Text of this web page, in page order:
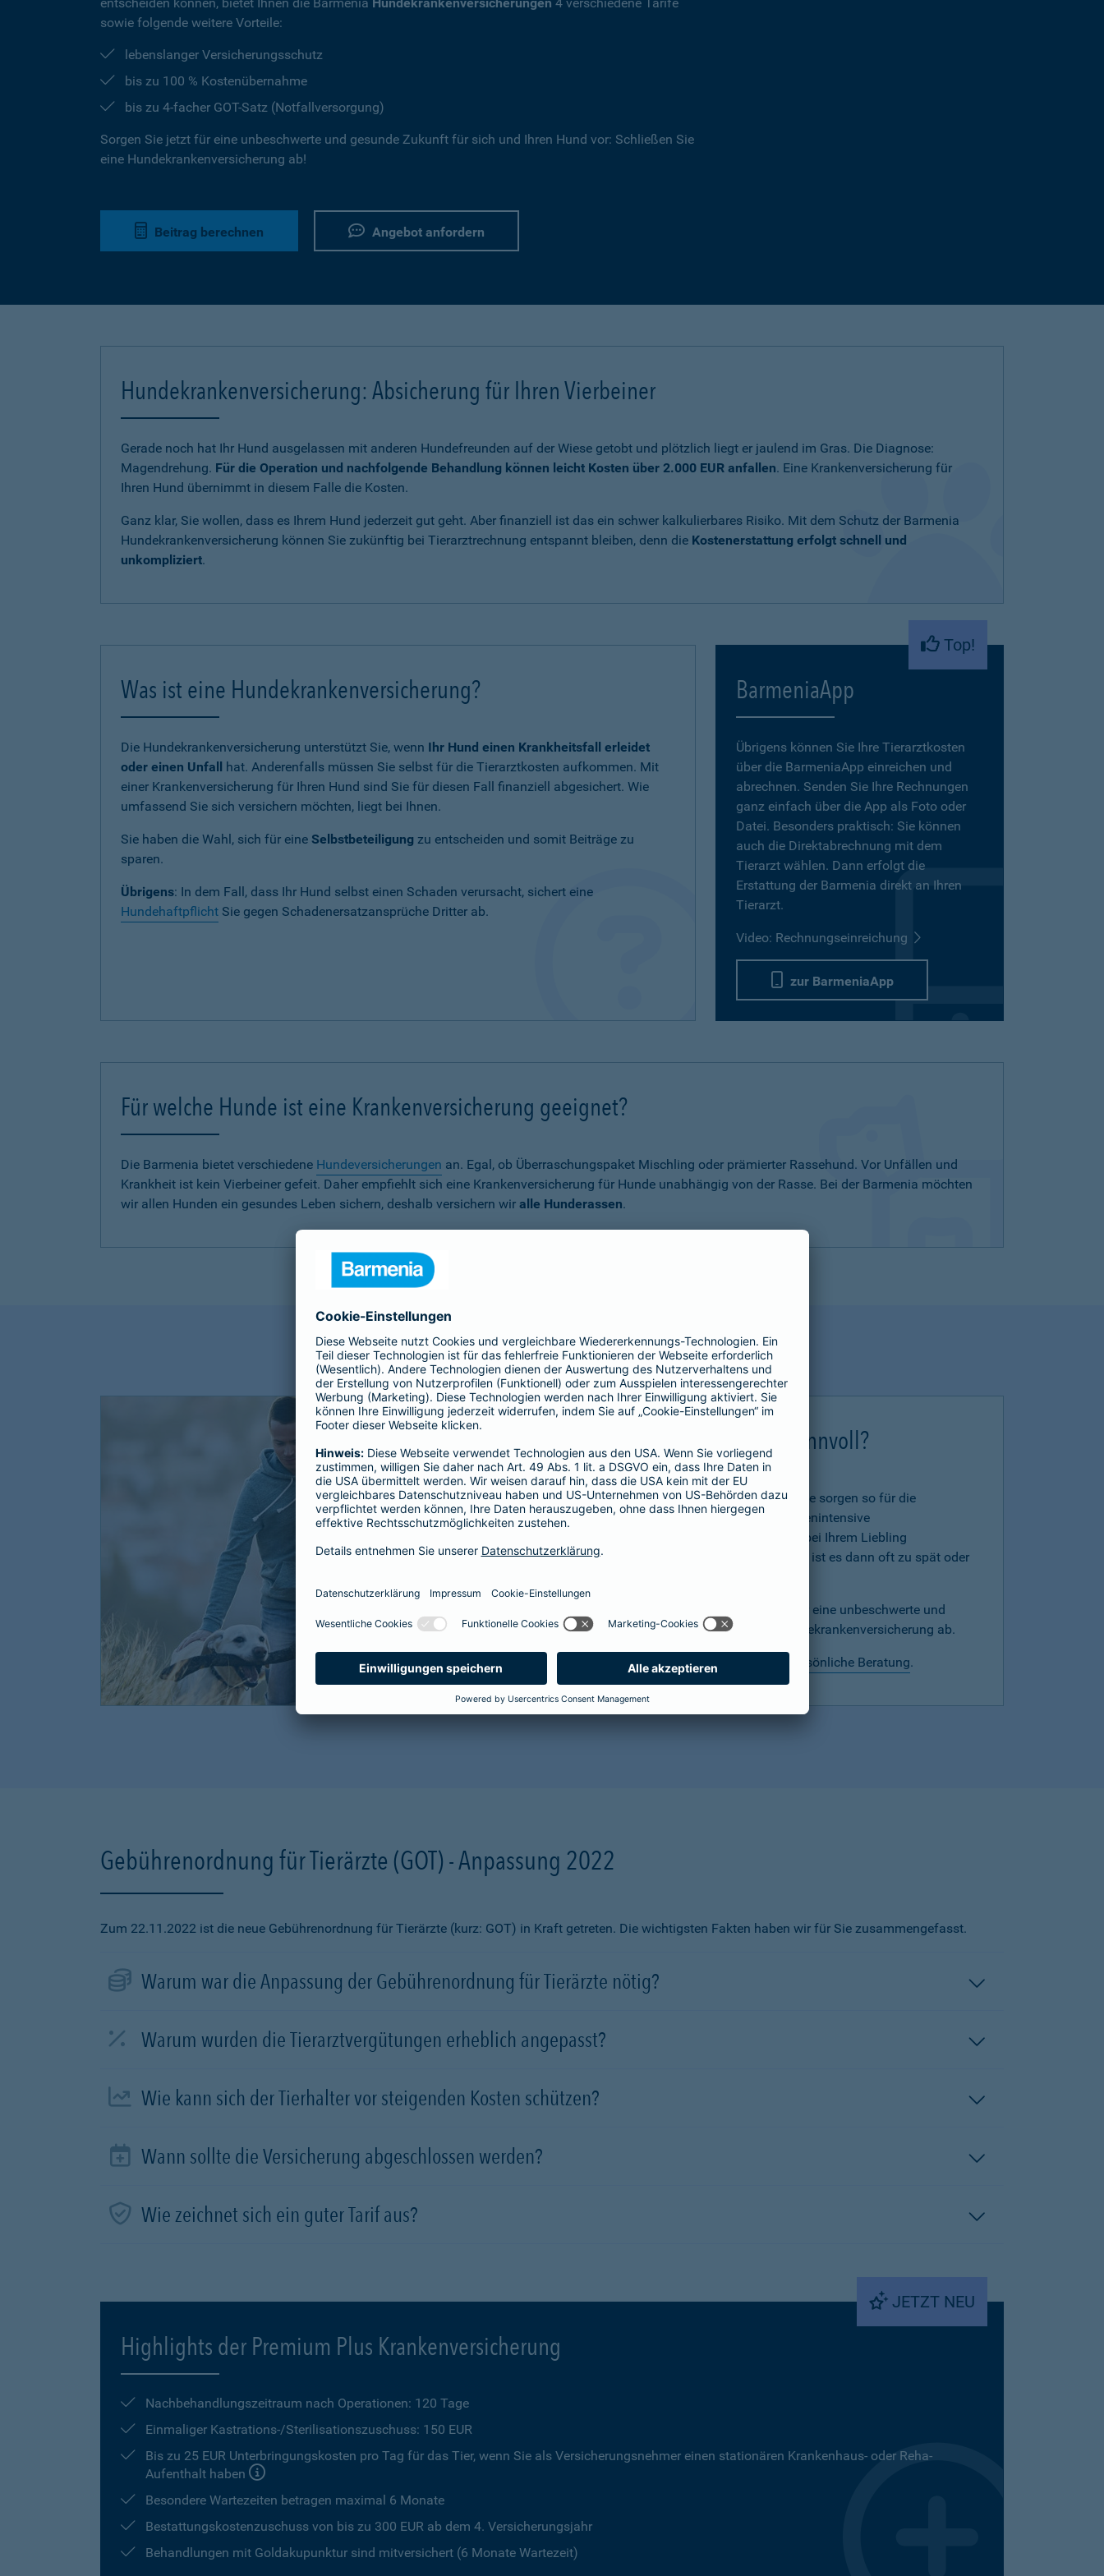
sowie folgende weitere Vorteile:
lebenslanger Versicherungsschutz
bis zu 100 % Kostenübernahme
bis zu 4-facher GOT-Satz (Notfallversorgung)
Sorgen Sie jetzt für eine unbeschwerte und gesunde Zukunft für sich und Ihren Hund vor: Schließen Sie
eine Hundekrankenversicherung ab!
Beitrag berechnen Angebot anfordern
Hundekrankenversicherung: Absicherung für Ihren Vierbeiner
Gerade noch hat Ihr Hund ausgelassen mit anderen Hundefreunden auf der Wiese getobt und plötzlich liegt er jaulend im Gras. Die Diagnose:
Magendrehung. Für die Operation und nachfolgende Behandlung können leicht Kosten über 2.000 EUR anfallen. Eine Krankenversicherung für
Ihren Hund übernimmt in diesem Falle die Kosten.
Ganz klar, Sie wollen, dass es Ihrem Hund jederzeit gut geht. Aber finanziell ist das ein schwer kalkulierbares Risiko. Mit dem Schutz der Barmenia
Hundekrankenversicherung können Sie zukünftig bei Tierarztrechnung entspannt bleiben, denn die Kostenerstattung erfolgt schnell und
unkompliziert.
Was ist eine Hundekrankenversicherung?
Die Hundekrankenversicherung unterstützt Sie, wenn Ihr Hund einen Krankheitsfall erleidet
oder einen Unfall hat. Anderenfalls müssen Sie selbst für die Tierarztkosten aufkommen. Mit
einer Krankenversicherung für Ihren Hund sind Sie für diesen Fall finanziell abgesichert. Wie
umfassend Sie sich versichern möchten, liegt bei Ihnen.
Sie haben die Wahl, sich für eine Selbstbeteiligung zu entscheiden und somit Beiträge zu
sparen.
Übrigens: In dem Fall, dass Ihr Hund selbst einen Schaden verursacht, sichert eine
Hundehaftpflicht Sie gegen Schadenersatzansprüche Dritter ab.
Top!
BarmeniaApp
Übrigens können Sie Ihre Tierarztkosten
über die BarmeniaApp einreichen und
abrechnen. Senden Sie Ihre Rechnungen
ganz einfach über die App als Foto oder
Datei. Besonders praktisch: Sie können
auch die Direktabrechnung mit dem
Tierarzt wählen. Dann erfolgt die
Erstattung der Barmenia direkt an Ihren
Tierarzt.
Video: Rechnungseinreichung
zur BarmeniaApp
Für welche Hunde ist eine Krankenversicherung geeignet?
Die Barmenia bietet verschiedene Hundeversicherungen an. Egal, ob Überraschungspaket Mischling oder prämierter Rassehund. Vor Unfällen und
Krankheit ist kein Vierbeiner gefeit. Daher empfiehlt sich eine Krankenversicherung für Hunde unabhängig von der Rasse. Bei der Barmenia möchten
wir allen Hunden ein gesundes Leben sichern, deshalb versichern wir alle Hunderassen.
Wann ist eine Hundekrankenversicherung sinnvoll?
Der Abschluss einer Krankenversicherung lohnt sich immer, denn Sie sorgen so für die
Gesundheit Ihres Hundes vor. Mit zunehmendem Alter werden kostenintensive
Alterserscheinungen wie Grauer Star, Arthrose oder Zahnprobleme bei Ihrem Liebling
wahrscheinlicher. Für den Abschluss einer Tierkrankenversicherung ist es dann oft zu spät oder
Sorgen Sie als Hundehalterin oder Hundehalter lieber rechtzeitig für eine unbeschwerte und
gesunde Zukunft für Ihr Tier und sichern Sie es jetzt mit einer Hundekrankenversicherung ab.
Benötigen Sie weitere Informationen? Dann empfehlen wir eine persönliche Beratung.
Gebührenordnung für Tierärzte (GOT) - Anpassung 2022
Zum 22.11.2022 ist die neue Gebührenordnung für Tierärzte (kurz: GOT) in Kraft getreten. Die wichtigsten Fakten haben wir für Sie zusammengefasst.
Warum war die Anpassung der Gebührenordnung für Tierärzte nötig?
Warum wurden die Tierarztvergütungen erheblich angepasst?
Wie kann sich der Tierhalter vor steigenden Kosten schützen?
Wann sollte die Versicherung abgeschlossen werden?
Wie zeichnet sich ein guter Tarif aus?
JETZT NEU
Highlights der Premium Plus Krankenversicherung
Nachbehandlungszeitraum nach Operationen: 120 Tage
Einmaliger Kastrations-/Sterilisationszuschuss: 150 EUR
Bis zu 25 EUR Unterbringungskosten pro Tag für das Tier, wenn Sie als Versicherungsnehmer einen stationären Krankenhaus- oder Reha-
Aufenthalt haben
Besondere Wartezeiten betragen maximal 6 Monate
Bestattungskostenzuschuss von bis zu 300 EUR ab dem 4. Versicherungsjahr
Behandlungen mit Goldakupunktur sind mitversichert (6 Monate Wartezeit)